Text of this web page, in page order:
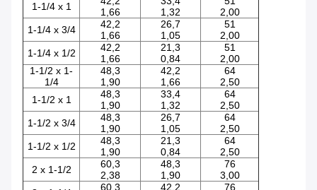
1-1/4 x 1
1,66
1,32
2,00
1-1/4 x 3/4
42,2
1,66
26,7
1,05
51
2,00
1-1/4 x 1/2
42,2
1,66
21,3
0,84
51
2,00
1-1/2 x 1-
1/4
48,3
1,90
42,2
1,66
64
2,50
1-1/2 x 1
48,3
1,90
33,4
1,32
64
2,50
1-1/2 x 3/4
48,3
1,90
26,7
1,05
64
2,50
1-1/2 x 1/2
48,3
1,90
21,3
0,84
64
2,50
2 x 1-1/2
60,3
2,38
48,3
1,90
76
3,00
60,3
42,2
76